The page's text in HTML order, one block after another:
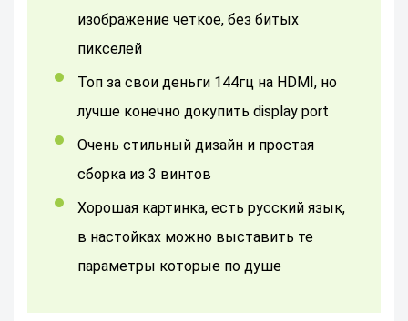
изображение четкое, без битых
пикселей
Топ за свои деньги 144гц на HDMI, но
лучше конечно докупить display port
очень стильный дизайн и простая
сборка из 3 винтов
Хорошая картинка, есть русский язык,
в настойках можно выставить те
параметры которые по душе